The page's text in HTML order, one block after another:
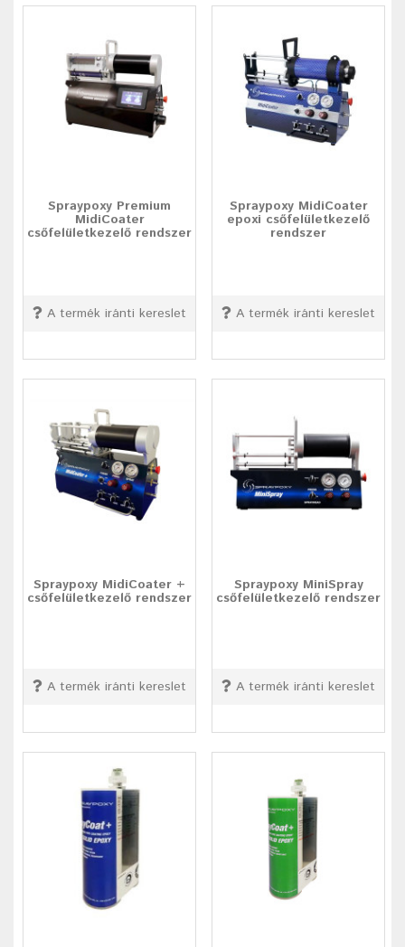
Spraypoxy Premium
MidiCoater
csőfelületkezelő rendszer
A termék iránti kereslet
Spraypoxy MidiCoater
epoxi csőfelületkezelő
rendszer
A termék iránti kereslet
Spraypoxy MidiCoater +
csőfelületkezelő rendszer
A termék iránti kereslet
Spraypoxy MiniSpray
csőfelületkezelő rendszer
A termék iránti kereslet